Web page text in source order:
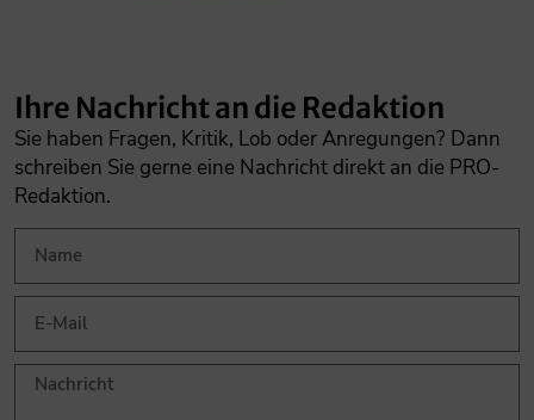
Ihre Nachricht an die Redaktion
Sie haben Fragen, Kritik, Lob oder Anregungen? Dann
schreiben Sie gerne eine Nachricht direkt an die PRO-
Redaktion.